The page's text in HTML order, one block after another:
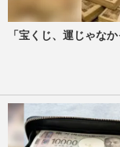
「宝くじ、運じゃな